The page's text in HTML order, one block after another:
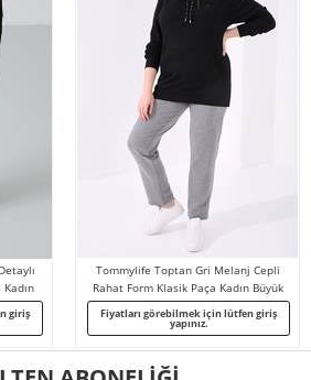
giriş
Tommylife Toptan Gri Melanj Cepli
Rahat Form Klasik Paça Kadın Büyük
Beden Eşofman Alt - 94014
Fiyatları görebilmek için lütfen giriş
yapınız.